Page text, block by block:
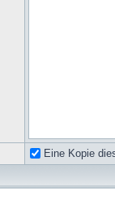
Eine Kopie